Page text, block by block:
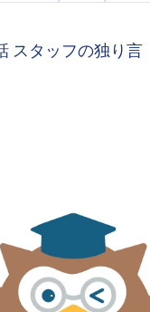
スタッフの独り